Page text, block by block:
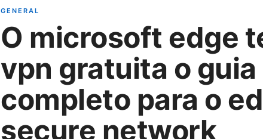
GENERAL
O microsoft edge
vpn gratuita o guia
completo para o
secure network